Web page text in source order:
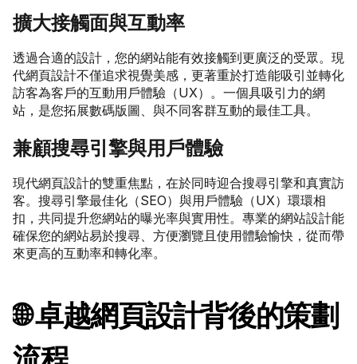
擴大接觸面與互動率
透過合適的設計，您的網站能有效接觸到更廣泛的受眾。現
代網頁設計不僅追求視覺美感，更著重於打造能吸引並轉化
訪客為客戶的互動用戶體驗（UX）。一個具吸引力的網
站，是您拓展數碼版圖、與不同客群互動的最佳工具。
兼顧搜尋引擎與用戶體驗
現代網頁設計的雙重焦點，在於同時迎合搜尋引擎和真實訪
客。搜尋引擎最佳化（SEO）與用戶體驗（UX）環環相
扣，共同提升您網站的曝光率與實用性。專業的網站設計能
確保您的網站易於搜尋、方便瀏覽且使用體驗愉快，從而帶
來更高的互動率和轉化率。
🌐 卓越網頁設計背後的策劃